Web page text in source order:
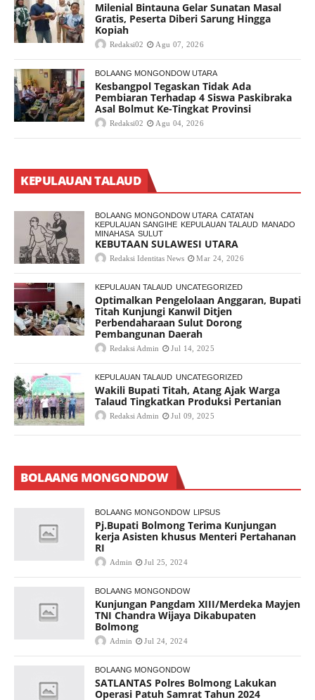
Milenial Bintauna Gelar Sunatan Masal
Gratis, Peserta Diberi Sarung Hingga
Kopiah
Redaksi02 Agu 07, 2026
BOLAANG MONGONDOW UTARA
Kesbangpol Tegaskan Tidak Ada
Pembiaran Terhadap 4 Siswa Paskibraka
Asal Bolmut Ke-Tingkat Provinsi
Redaksi02 Agu 04, 2026
KEPULAUAN TALAUD
BOLAANG MONGONDOW UTARA CATATAN
KEPULAUAN SANGIHE KEPULAUAN TALAUD MANADO
MINAHASA SULUT
KEBUTAAN SULAWESI UTARA
Redaksi Identitas News Mar 24, 2026
KEPULAUAN TALAUD UNCATEGORIZED
Optimalkan Pengelolaan Anggaran, Bupati
Titah Kunjungi Kanwil Ditjen
Perbendaharaan Sulut Dorong
Pembangunan Daerah
Redaksi Admin Jul 14, 2025
KEPULAUAN TALAUD UNCATEGORIZED
Wakili Bupati Titah, Atang Ajak Warga
Talaud Tingkatkan Produksi Pertanian
Redaksi Admin Jul 09, 2025
BOLAANG MONGONDOW
BOLAANG MONGONDOW LIPSUS
Pj.Bupati Bolmong Terima Kunjungan
kerja Asisten khusus Menteri Pertahanan
RI
Admin Jul 25, 2024
BOLAANG MONGONDOW
Kunjungan Pangdam XIII/Merdeka Mayjen
TNI Chandra Wijaya Dikabupaten
Bolmong
Admin Jul 24, 2024
BOLAANG MONGONDOW
SATLANTAS Polres Bolmong Lakukan
Operasi Patuh Samrat Tahun 2024